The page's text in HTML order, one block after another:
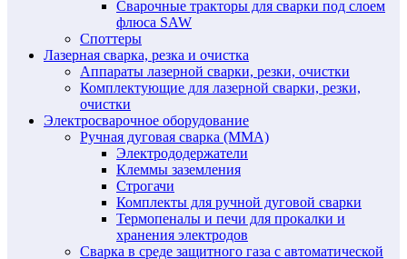
Сварочные тракторы для сварки под слоем
флюса SAW
Споттеры
Лазерная сварка, резка и очистка
Аппараты лазерной сварки, резки, очистки
Комплектующие для лазерной сварки, резки,
очистки
Электросварочное оборудование
Ручная дуговая сварка (MMA)
Электрододержатели
Клеммы заземления
Строгачи
Комплекты для ручной дуговой сварки
Термопеналы и печи для прокалки и
хранения электродов
Сварка в среде защитного газа с автоматической